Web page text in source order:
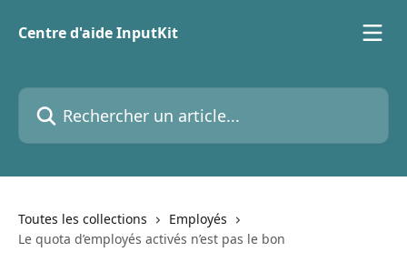
Centre d'aide InputKit
Rechercher un article...
Toutes les collections
Employés
Le quota d’employés activés n’est pas le bon